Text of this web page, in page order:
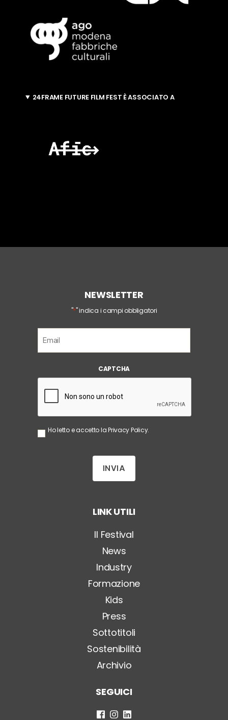
24FRAME FUTURE FILM FEST È ASSOCIATO A
NEWSLETTER
"*" indica i campi obbligatori
a
l
*
CAPTCHA
S
z
a
l
*
Ho letto e accetto laPrivacy Policy.
LINK UTILI
Il Festival
News
Industry
Formazione
Kids
Press
Sottotitoli
Sostenibilità
Archivio
SEGUICI